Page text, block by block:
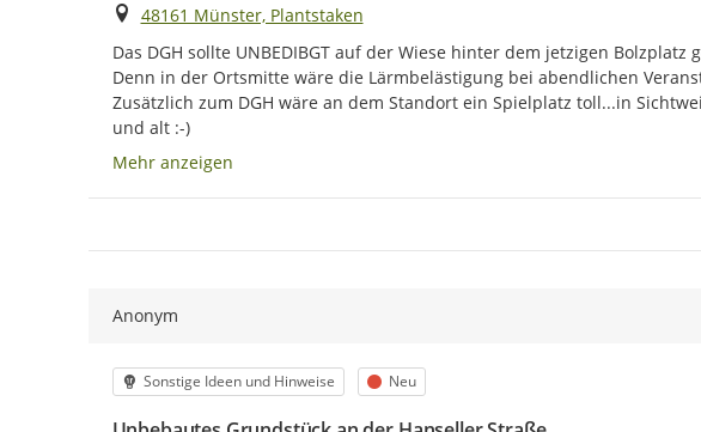
Ort
48161 Münster, Plantstaken
Das DGH sollte UNBEDIBGT auf der Wiese hinter dem jetzigen Bolzplatz
Denn in der Ortsmitte wäre die Lärmbelästigung bei abendlichen
Zusätzlich zum DGH wäre an dem Standort ein Spielplatz toll...in
und alt :-)
Mehr anzeigen
Anonym
Kategorie
Sonstige Ideen und Hinweise Status
Neu